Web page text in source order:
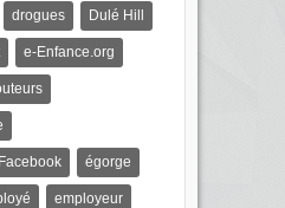
drogues Dulé Hill
e-Enfance.org
égorge
employeur